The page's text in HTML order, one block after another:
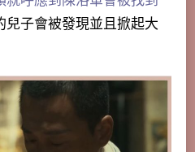
兒子會被發現並且掀起大